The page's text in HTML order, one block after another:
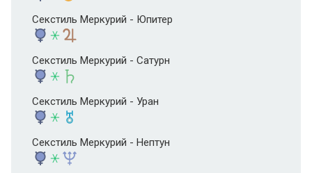
Секстиль Меркурий - Юпитер
Секстиль Меркурий - Сатурн
Секстиль Меркурий - Уран
Секстиль Меркурий - Нептун